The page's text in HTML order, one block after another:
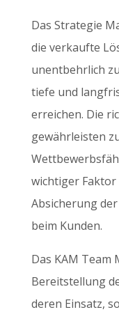
Das Strategie
die verkaufte
unentbehrlich
tiefe und
erreichen. Die
gewährleisten
wichtiger
Absicherung
beim Kunden.
Das KAM Team
Bereitstellung
deren Einsatz,